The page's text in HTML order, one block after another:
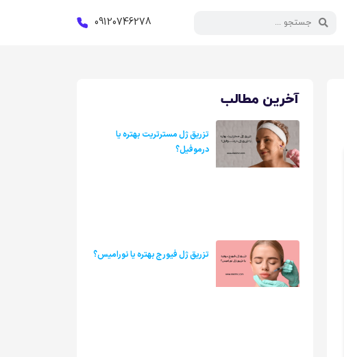
09120746278
آخرین مطالب
تزریق ژل مسترتریت بهتره یا
درموفیل؟
تزریق ژل فیورج بهتره یا نورامیس؟